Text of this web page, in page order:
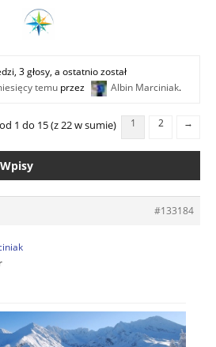
3 głosy, a ostatnio został
temu przez Albin Marciniak.
1 do 15 (z 22 w sumie) 1 2 →
Wpisy
#133184